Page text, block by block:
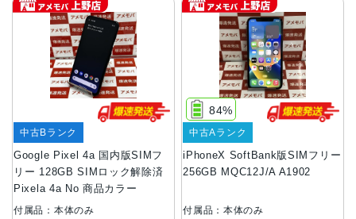
Google Pixel 4a 国内版SIMフ
リー 128GB SIMロック解除済
Pixela 4a No 商品カラー
中古Bランク
付属品：本体のみ
iPhoneX SoftBank版SIMフリー
256GB MQC12J/A A1902
84%
中古Aランク
付属品：本体のみ